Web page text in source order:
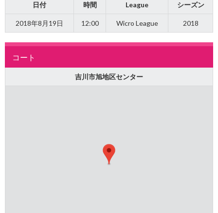
日付 時間 League シーズン
2018年8月19日 12:00 Wicro League 2018
コート
吉川市旭地区センター